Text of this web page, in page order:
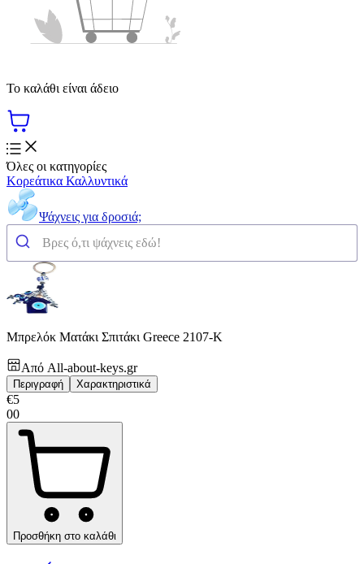
Το καλάθι είναι άδειο
Όλες οι κατηγορίες
Κορεάτικα Καλλυντικά
Ψάχνεις για δροσιά;
Μπρελόκ Ματάκι Σπιτάκι Greece 2107-K
Από All-about-keys.gr
Περιγραφή Χαρακτηριστικά
€5
00
Προσθήκη στο καλάθι